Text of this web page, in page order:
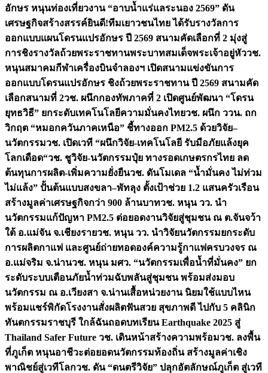
อักษร หนุนท่องเที่ยวงาน “อาบน้ำแร่แลระนอง 2569” ดัน
เศรษฐกิจสร้างสรรค์ยินดี!ทีมเยาวชนไทย ได้รับรางวัลการ
ออกแบบแผนโดรนแปรอักษร ปี 2569 สนามคัดเลือกที่ 2 มุ่งสู่
การชิงรางวัลถ้วยพระราชทานพระบาทสมเด็จพระเจ้าอยู่หัววช.
หนุนสมาคมกีฬาเครื่องบินจำลองฯ เปิดสนามแข่งขันการ
ออกแบบโดรนแปรอักษร ชิงถ้วยพระราชทาน ปี 2569 สนามคัด
เลือกสนามที่ 2วช. ผนึกกองทัพภาคที่ 2 เปิดศูนย์พัฒนา “โดรน
ยุทธวิธี” ยกระดับเทคโนโลยีความมั่นคงไทยวช. ผนึก ววน. ถก
วิกฤต “หมอกควันภาคเหนือ” ชี้ทางออก PM2.5 ด้วยวิจัย–
นวัตกรรมวช. เปิดเวที “ผนึกวิจัย-เทคโนโลยี รับมือภัยแล้งยุค
โลกเดือด“วช. ชูวิจัย-นวัตกรรมปุ๋ย ทางรอดเกษตรกรไทย ลด
ต้นทุนการผลิต-เพิ่มความยั่งยืนวช. ดันโมเดล “น้ำมั่นคง ไม่ท่วม
ไม่แล้ง” ปั้นต้นแบบสงขลา–พัทลุง ตั้งเป้าช่วย 1.2 แสนครัวเรือน
สร้างมูลค่าเศรษฐกิจกว่า 900 ล้านบาทวช. หนุน วว. นำ
นวัตกรรมแก้ปัญหา PM2.5 ต่อยอดงานวิจัยสู่ชุมชน ณ ต.จันจว้า
ใต้ อ.แม่จัน จ.เชียงรายวช. หนุน วว. นำวิจัยนวัตกรรมยกระดับ
การผลิตกาแฟ และศูนย์ถ่ายทอดองค์ความรู้กาแฟครบวงจร ณ
อ.แม่จริม จ.น่านวช. หนุน มศว. “นวัตกรรมเพื่อน้ำที่มั่นคง” ยก
ระดับระบบเตือนภัยน้ำท่วมฉับพลันสู่ชุมชน พร้อมส่งมอบ
นวัตกรรม ณ อ.เวียงสา จ.น่านเสื้อหน่วยงาน นิยมใช้แบบไหน
พร้อมแชร์พิกัดโรงงานสั่งผลิตฟันสวย สุขภาพดี ไปกับ 5 คลินิก
ทันตกรรมราชบุรี ใกล้ฉันถอดบทเรียน Earthquake 2025 สู่
Thailand Safer Future วช. เดินหน้าสร้างความพร้อมวช. ลงพื้น
ที่ภูเก็ต หนุนอาชีวะต่อยอดนวัตกรรมท้องถิ่น สร้างมูลค่าเชิง
พาณิชย์สู่เวทีโลกวช. ดัน “ดนตรีวิจัย” ปลุกอัตลักษณ์ภูเก็ต สู่เวที